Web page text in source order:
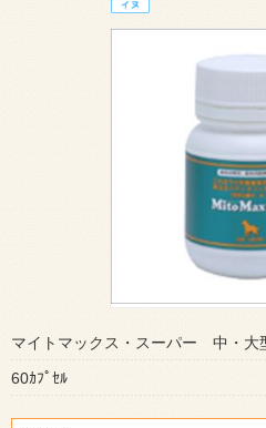
マイトマックス・スーパー 中・大
60ｶﾌﾟｾﾙ